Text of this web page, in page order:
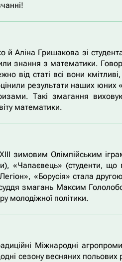
Аліна Гришакова зі
знання з математики.
від статі всі вони
результати наших юних
Такі змагання
математики.
зимовим Олімпійським
«Чапаєвець» (студенти,
«Борусія» стала
змагань Максим
молодіжної політики.
Міжнародні
сезону весняних польових